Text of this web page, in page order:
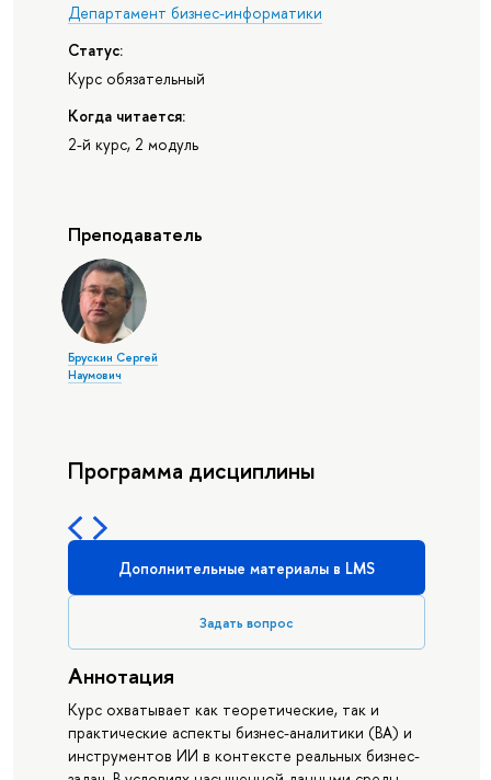
Департамент бизнес-информатики
Статус:
Курс обязательный
Когда читается:
2-й курс, 2 модуль
Преподаватель
Брускин Сергей
Наумович
Программа дисциплины
Дополнительные материалы в LMS
Задать вопрос
Аннотация
Курс охватывает как теоретические, так и
практические аспекты бизнес-аналитики (BA) и
инструментов ИИ в контексте реальных бизнес-